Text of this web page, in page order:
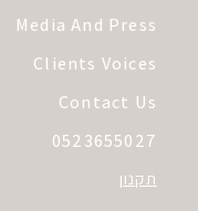
Media And Press
Clients Voices
Contact Us
0523655027
תקנון